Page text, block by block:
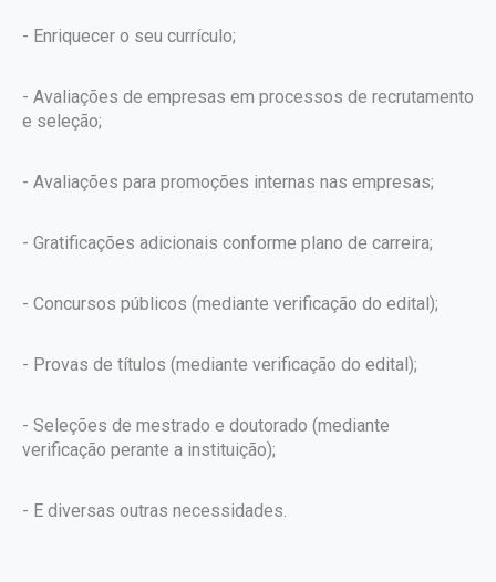
- Enriquecer o seu currículo;
- Avaliações de empresas em processos de recrutamento
e seleção;
- Avaliações para promoções internas nas empresas;
- Gratificações adicionais conforme plano de carreira;
- Concursos públicos (mediante verificação do edital);
- Provas de títulos (mediante verificação do edital);
- Seleções de mestrado e doutorado (mediante
verificação perante a instituição);
- E diversas outras necessidades.